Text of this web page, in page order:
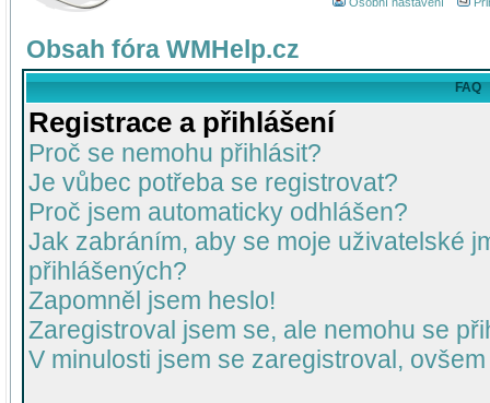
Obsah fóra WMHelp.cz
FAQ
Registrace a přihlášení
Proč se nemohu přihlásit?
Je vůbec potřeba se registrovat?
Proč jsem automaticky odhlášen?
Jak zabráním, aby se moje uživatelské
přihlášených?
Zapomněl jsem heslo!
Zaregistroval jsem se, ale nemohu se
V minulosti jsem se zaregistroval,